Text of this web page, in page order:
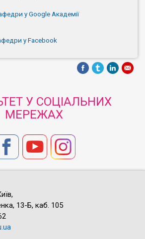
у Google Академії
у Facebook
У СОЦІАЛЬНИХ
МЕРЕЖАХ
13-Б, каб. 105